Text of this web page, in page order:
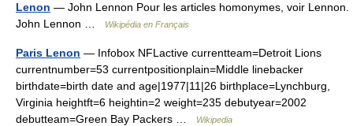
Lenon — John Lennon Pour les articles homonymes, voir Lennon.
John Lennon …
Wikipédia en Français
Paris Lenon — Infobox NFLactive currentteam=Detroit Lions
currentnumber=53 currentpositionplain=Middle linebacker
birthdate=birth date and age|1977|11|26 birthplace=Lynchburg,
Virginia heightft=6 heightin=2 weight=235 debutyear=2002
debutteam=Green Bay Packers …
Wikipedia